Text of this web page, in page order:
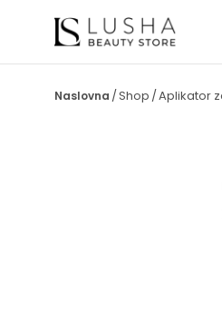
/Shop /Aplikator